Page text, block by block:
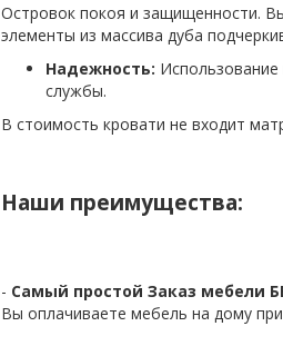
Островок покоя и защищенности.
элементы из массива дуба
Надежность:
службы.
В стоимость кровати не входит
Наши преимущества:
- Самый простой Заказ мебели
Вы оплачиваете мебель на дому